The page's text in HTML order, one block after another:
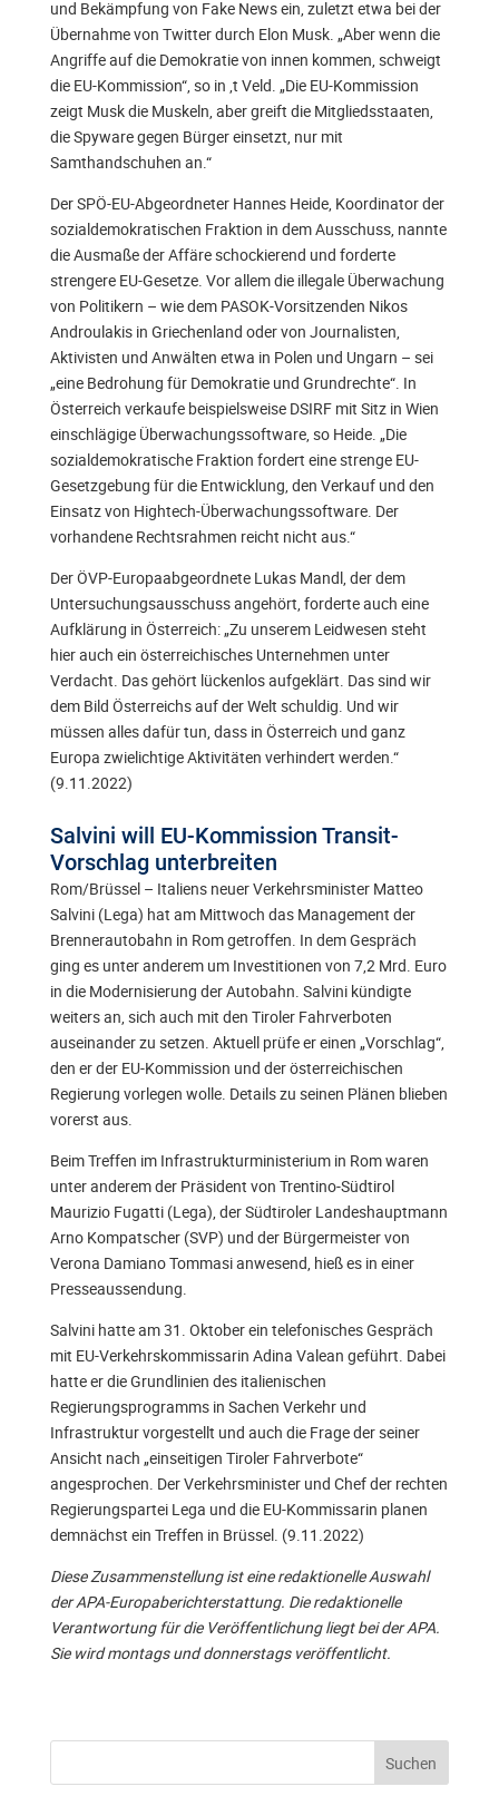
und Bekämpfung von Fake News ein, zuletzt etwa bei der
Übernahme von Twitter durch Elon Musk. „Aber wenn die
Angriffe auf die Demokratie von innen kommen, schweigt
die EU-Kommission“, so in ‚t Veld. „Die EU-Kommission
zeigt Musk die Muskeln, aber greift die Mitgliedsstaaten,
die Spyware gegen Bürger einsetzt, nur mit
Samthandschuhen an.“
Der SPÖ-EU-Abgeordneter Hannes Heide, Koordinator der
sozialdemokratischen Fraktion in dem Ausschuss, nannte
die Ausmaße der Affäre schockierend und forderte
strengere EU-Gesetze. Vor allem die illegale Überwachung
von Politikern – wie dem PASOK-Vorsitzenden Nikos
Androulakis in Griechenland oder von Journalisten,
Aktivisten und Anwälten etwa in Polen und Ungarn – sei
„eine Bedrohung für Demokratie und Grundrechte“. In
Österreich verkaufe beispielsweise DSIRF mit Sitz in Wien
einschlägige Überwachungssoftware, so Heide. „Die
sozialdemokratische Fraktion fordert eine strenge EU-
Gesetzgebung für die Entwicklung, den Verkauf und den
Einsatz von Hightech-Überwachungssoftware. Der
vorhandene Rechtsrahmen reicht nicht aus.“
Der ÖVP-Europaabgeordnete Lukas Mandl, der dem
Untersuchungsausschuss angehört, forderte auch eine
Aufklärung in Österreich: „Zu unserem Leidwesen steht
hier auch ein österreichisches Unternehmen unter
Verdacht. Das gehört lückenlos aufgeklärt. Das sind wir
dem Bild Österreichs auf der Welt schuldig. Und wir
müssen alles dafür tun, dass in Österreich und ganz
Europa zwielichtige Aktivitäten verhindert werden.“
(9.11.2022)
Salvini will EU-Kommission Transit-
Vorschlag unterbreiten
Rom/Brüssel – Italiens neuer Verkehrsminister Matteo
Salvini (Lega) hat am Mittwoch das Management der
Brennerautobahn in Rom getroffen. In dem Gespräch
ging es unter anderem um Investitionen von 7,2 Mrd. Euro
in die Modernisierung der Autobahn. Salvini kündigte
weiters an, sich auch mit den Tiroler Fahrverboten
auseinander zu setzen. Aktuell prüfe er einen „Vorschlag“,
den er der EU-Kommission und der österreichischen
Regierung vorlegen wolle. Details zu seinen Plänen blieben
vorerst aus.
Beim Treffen im Infrastrukturministerium in Rom waren
unter anderem der Präsident von Trentino-Südtirol
Maurizio Fugatti (Lega), der Südtiroler Landeshauptmann
Arno Kompatscher (SVP) und der Bürgermeister von
Verona Damiano Tommasi anwesend, hieß es in einer
Presseaussendung.
Salvini hatte am 31. Oktober ein telefonisches Gespräch
mit EU-Verkehrskommissarin Adina Valean geführt. Dabei
hatte er die Grundlinien des italienischen
Regierungsprogramms in Sachen Verkehr und
Infrastruktur vorgestellt und auch die Frage der seiner
Ansicht nach „einseitigen Tiroler Fahrverbote“
angesprochen. Der Verkehrsminister und Chef der rechten
Regierungspartei Lega und die EU-Kommissarin planen
demnächst ein Treffen in Brüssel. (9.11.2022)
Diese Zusammenstellung ist eine redaktionelle Auswahl
der APA-Europaberichterstattung. Die redaktionelle
Verantwortung für die Veröffentlichung liegt bei der APA.
Sie wird montags und donnerstags veröffentlicht.
Suchen